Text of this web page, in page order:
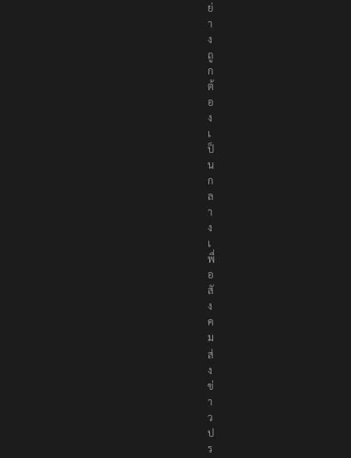
า
อ
ย่
า
ง
ถู
ก
ต้
อ
ง
เ
ป็
น
ก
ล
า
ง
เ
พื่
อ
สั
ง
ค
ม
ส่
ง
ข่
า
ว